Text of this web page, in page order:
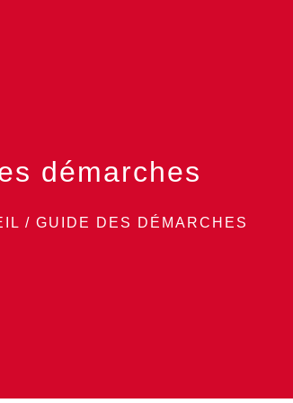
démarches
/ GUIDE DES DÉMARCHES